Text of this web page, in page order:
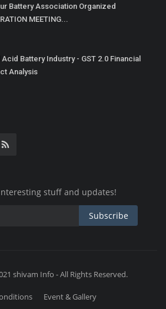
Battery Association Organized
MEETING...
Acid Battery Industry - GST 2.0 Financial
Analysis
stuff and updates!
Subscribe
shivam Info - All Rights Reserved.
Event & Gallery